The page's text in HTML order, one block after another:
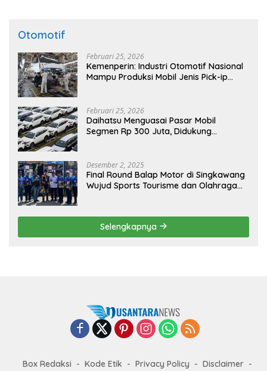
Otomotif
Februari 25, 2026
Kemenperin: Industri Otomotif Nasional
Mampu Produksi Mobil Jenis Pick-ip
Februari 25, 2026
Daihatsu Menguasai Pasar Mobil
Segmen Rp 300 Juta, Didukung
Desember 2, 2025
Final Round Balap Motor di Singkawang
Wujud Sports Tourisme dan Olahraga
Selengkapnya
Box Redaksi Kode Etik Privacy Policy Disclaimer